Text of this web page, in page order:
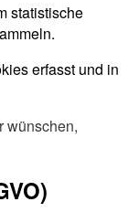
statistische
erfasst und in
wünschen,